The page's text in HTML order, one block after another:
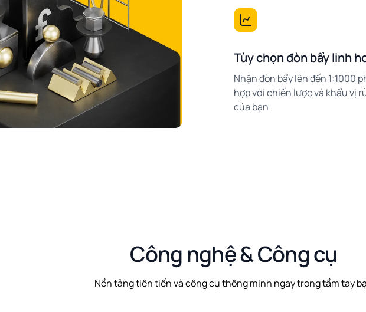
Tùy chọn đòn bẩy linh
Nhận đòn bẩy lên đến 1:1000
hợp với chiến lược và khẩu vị
của bạn
Công nghệ & Công cụ
Nền tảng tiên tiến và công cụ thông minh ngay trong tầm tay